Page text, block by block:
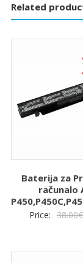
Related
Baterija za
računalo
Price: 38.00€